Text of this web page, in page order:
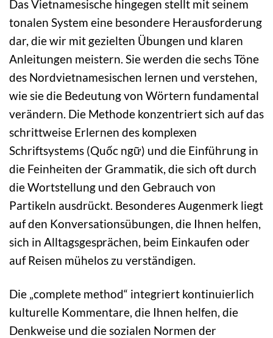
Das Vietnamesische hingegen stellt mit seinem
tonalen System eine besondere Herausforderung
dar, die wir mit gezielten Übungen und klaren
Anleitungen meistern. Sie werden die sechs Töne
des Nordvietnamesischen lernen und verstehen,
wie sie die Bedeutung von Wörtern fundamental
verändern. Die Methode konzentriert sich auf das
schrittweise Erlernen des komplexen
Schriftsystems (Quốc ngữ) und die Einführung in
die Feinheiten der Grammatik, die sich oft durch
die Wortstellung und den Gebrauch von
Partikeln ausdrückt. Besonderes Augenmerk liegt
auf den Konversationsübungen, die Ihnen helfen,
sich in Alltagsgesprächen, beim Einkaufen oder
auf Reisen mühelos zu verständigen.
Die „complete method“ integriert kontinuierlich
kulturelle Kommentare, die Ihnen helfen, die
Denkweise und die sozialen Normen der